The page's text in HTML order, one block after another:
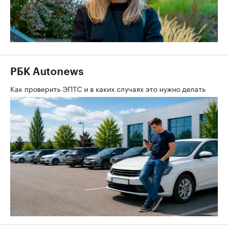
РБК Autonews
Как проверить ЭПТС и в каких случаях это нужно делать